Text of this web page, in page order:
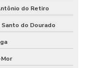
do Retiro
do Dourado